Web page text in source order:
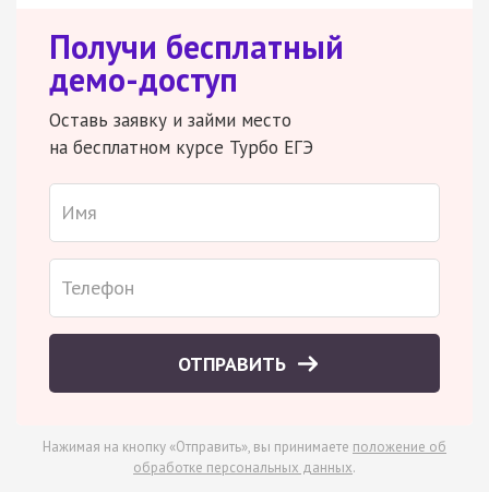
Получи бесплатный
демо-доступ
Оставь заявку и займи место
на бесплатном курсе Турбо ЕГЭ
ОТПРАВИТЬ
Нажимая на кнопку «Отправить», вы принимаете положение об
обработке персональных данных.